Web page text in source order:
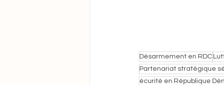
Désarmement en RDC
Partenariat stratégique
écurité en République